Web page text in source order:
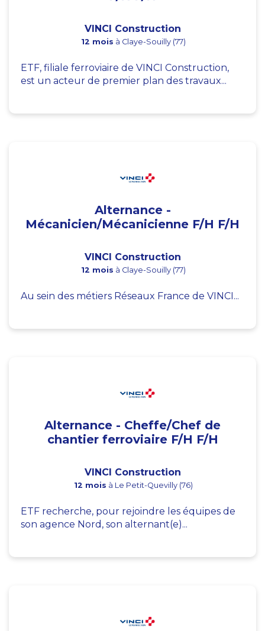
VINCI Construction
12 mois à Claye-Souilly (77)
ETF, filiale ferroviaire de VINCI Construction,
est un acteur de premier plan des travaux...
Alternance -
Mécanicien/Mécanicienne F/H F/H
VINCI Construction
12 mois à Claye-Souilly (77)
Au sein des métiers Réseaux France de VINCI...
Alternance - Cheffe/Chef de
chantier ferroviaire F/H F/H
VINCI Construction
12 mois à Le Petit-Quevilly (76)
ETF recherche, pour rejoindre les équipes de
son agence Nord, son alternant(e)...